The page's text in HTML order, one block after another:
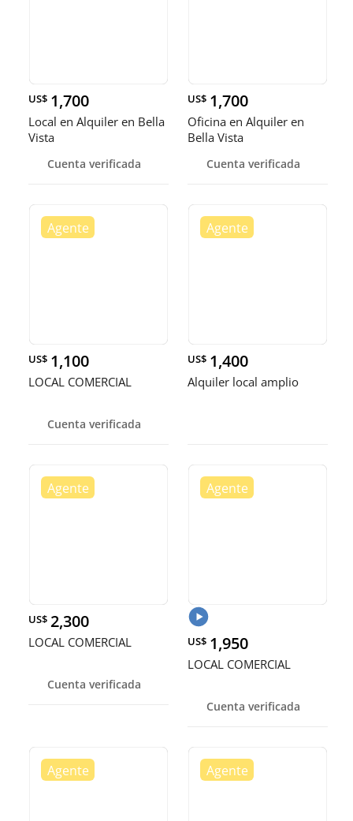
US$ 1,700
Local en Alquiler en Bella
Vista
Cuenta verificada
US$ 1,700
Oficina en Alquiler en
Bella Vista
Cuenta verificada
US$ 1,100
LOCAL COMERCIAL
Cuenta verificada
US$ 1,400
Alquiler local amplio
US$ 2,300
LOCAL COMERCIAL
Cuenta verificada
US$ 1,950
LOCAL COMERCIAL
Cuenta verificada